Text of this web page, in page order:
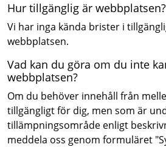
Hur tillgänglig är webbplatsen?
Vi har inga kända brister i
webbplatsen.
Vad kan du göra om du inte
webbplatsen?
Om du behöver innehåll från
tillgängligt för dig, men som är
tillämpningsområde enligt
meddela oss genom formuläret